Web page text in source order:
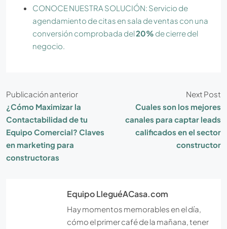
CONOCE NUESTRA SOLUCIÓN: Servicio de
agendamiento de citas en sala de ventas con una
conversión comprobada del20% de cierre del
negocio.
Publicación anterior
¿Cómo Maximizar la
Contactabilidad de tu
Equipo Comercial? Claves
en marketing para
constructoras
Next Post
Cuales son los mejores
canales para captar leads
calificados en el sector
constructor
Equipo LleguéACasa.com
Hay momentos memorables en el día,
cómo el primer café de la mañana, tener